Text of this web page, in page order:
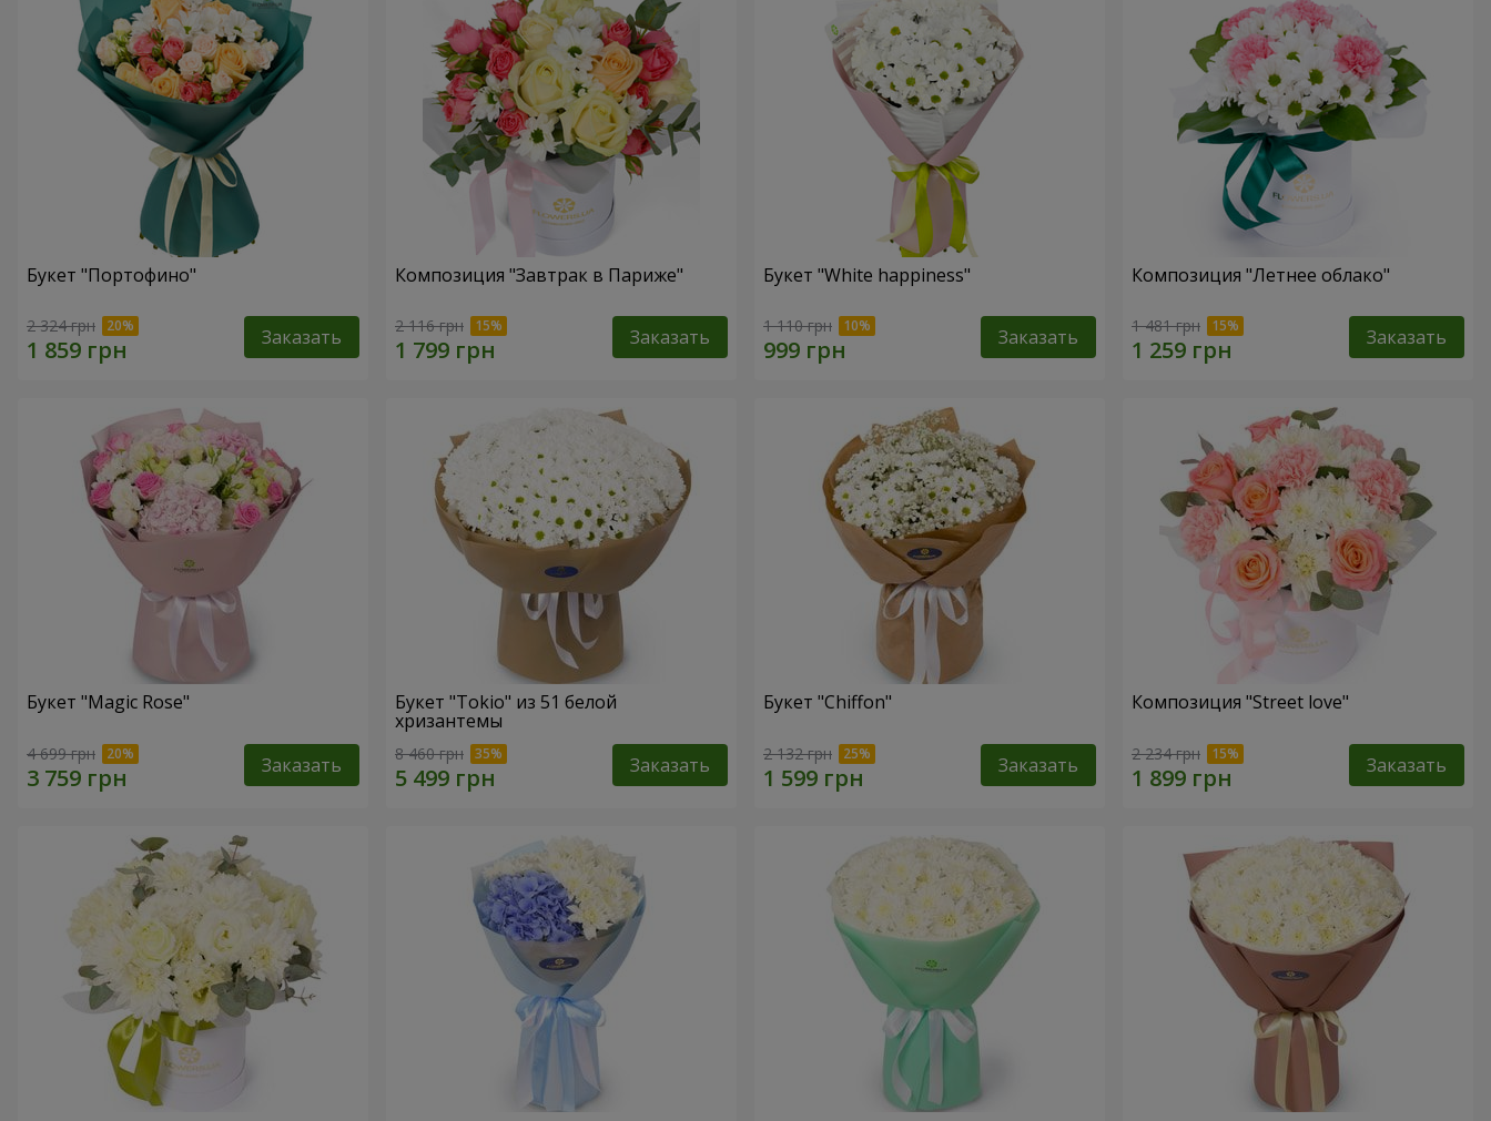
Букет "Портофино"
2 324 грн Заказать
Композиция "Завтрак в Париже"
2 116 грн Заказать
Букет "White happiness"
1 110 грн Заказать
Композиция "Летнее облако"
1 481 грн Заказать
Букет "Magic Rose"
4 699 грн Заказать
Букет "Tokio" из 51 белой
хризантемы
8 460 грн Заказать
Букет "Chiffon"
2 132 грн Заказать
Композиция "Street love"
2 234 грн Заказать